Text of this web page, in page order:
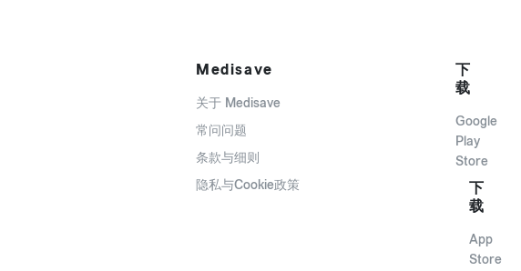
Medisave
关于 Medisave
常问问题
条款与细则
隐私与Cookie政策
下
载
Google
Play
Store
下
载
App
Store